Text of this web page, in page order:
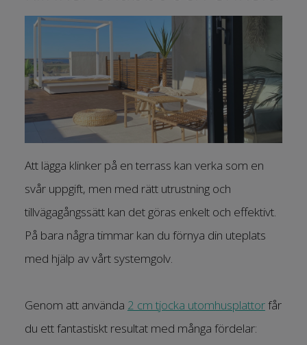
Att lägga klinker på en terrass kan verka som en
svår uppgift, men med rätt utrustning och
tillvägagångssätt kan det göras enkelt och effektivt.
På bara några timmar kan du förnya din uteplats
med hjälp av vårt systemgolv.
Genom att använda 2 cm tjocka utomhusplattorfår
du ett fantastiskt resultat med många fördelar: